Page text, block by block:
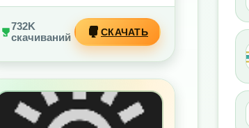
732K
скачиваний
СКАЧАТЬ
БЕЗ РЕКЛАМЫ